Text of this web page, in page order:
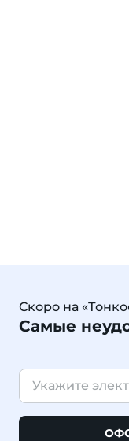
Скоро на
Самые